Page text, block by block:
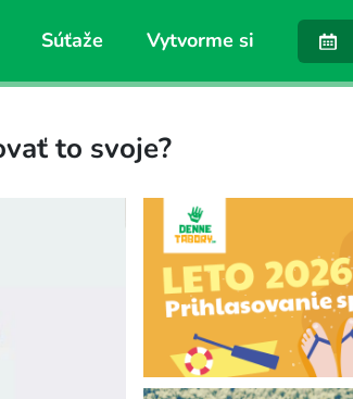
Súťaže Vytvorme si
to svoje?